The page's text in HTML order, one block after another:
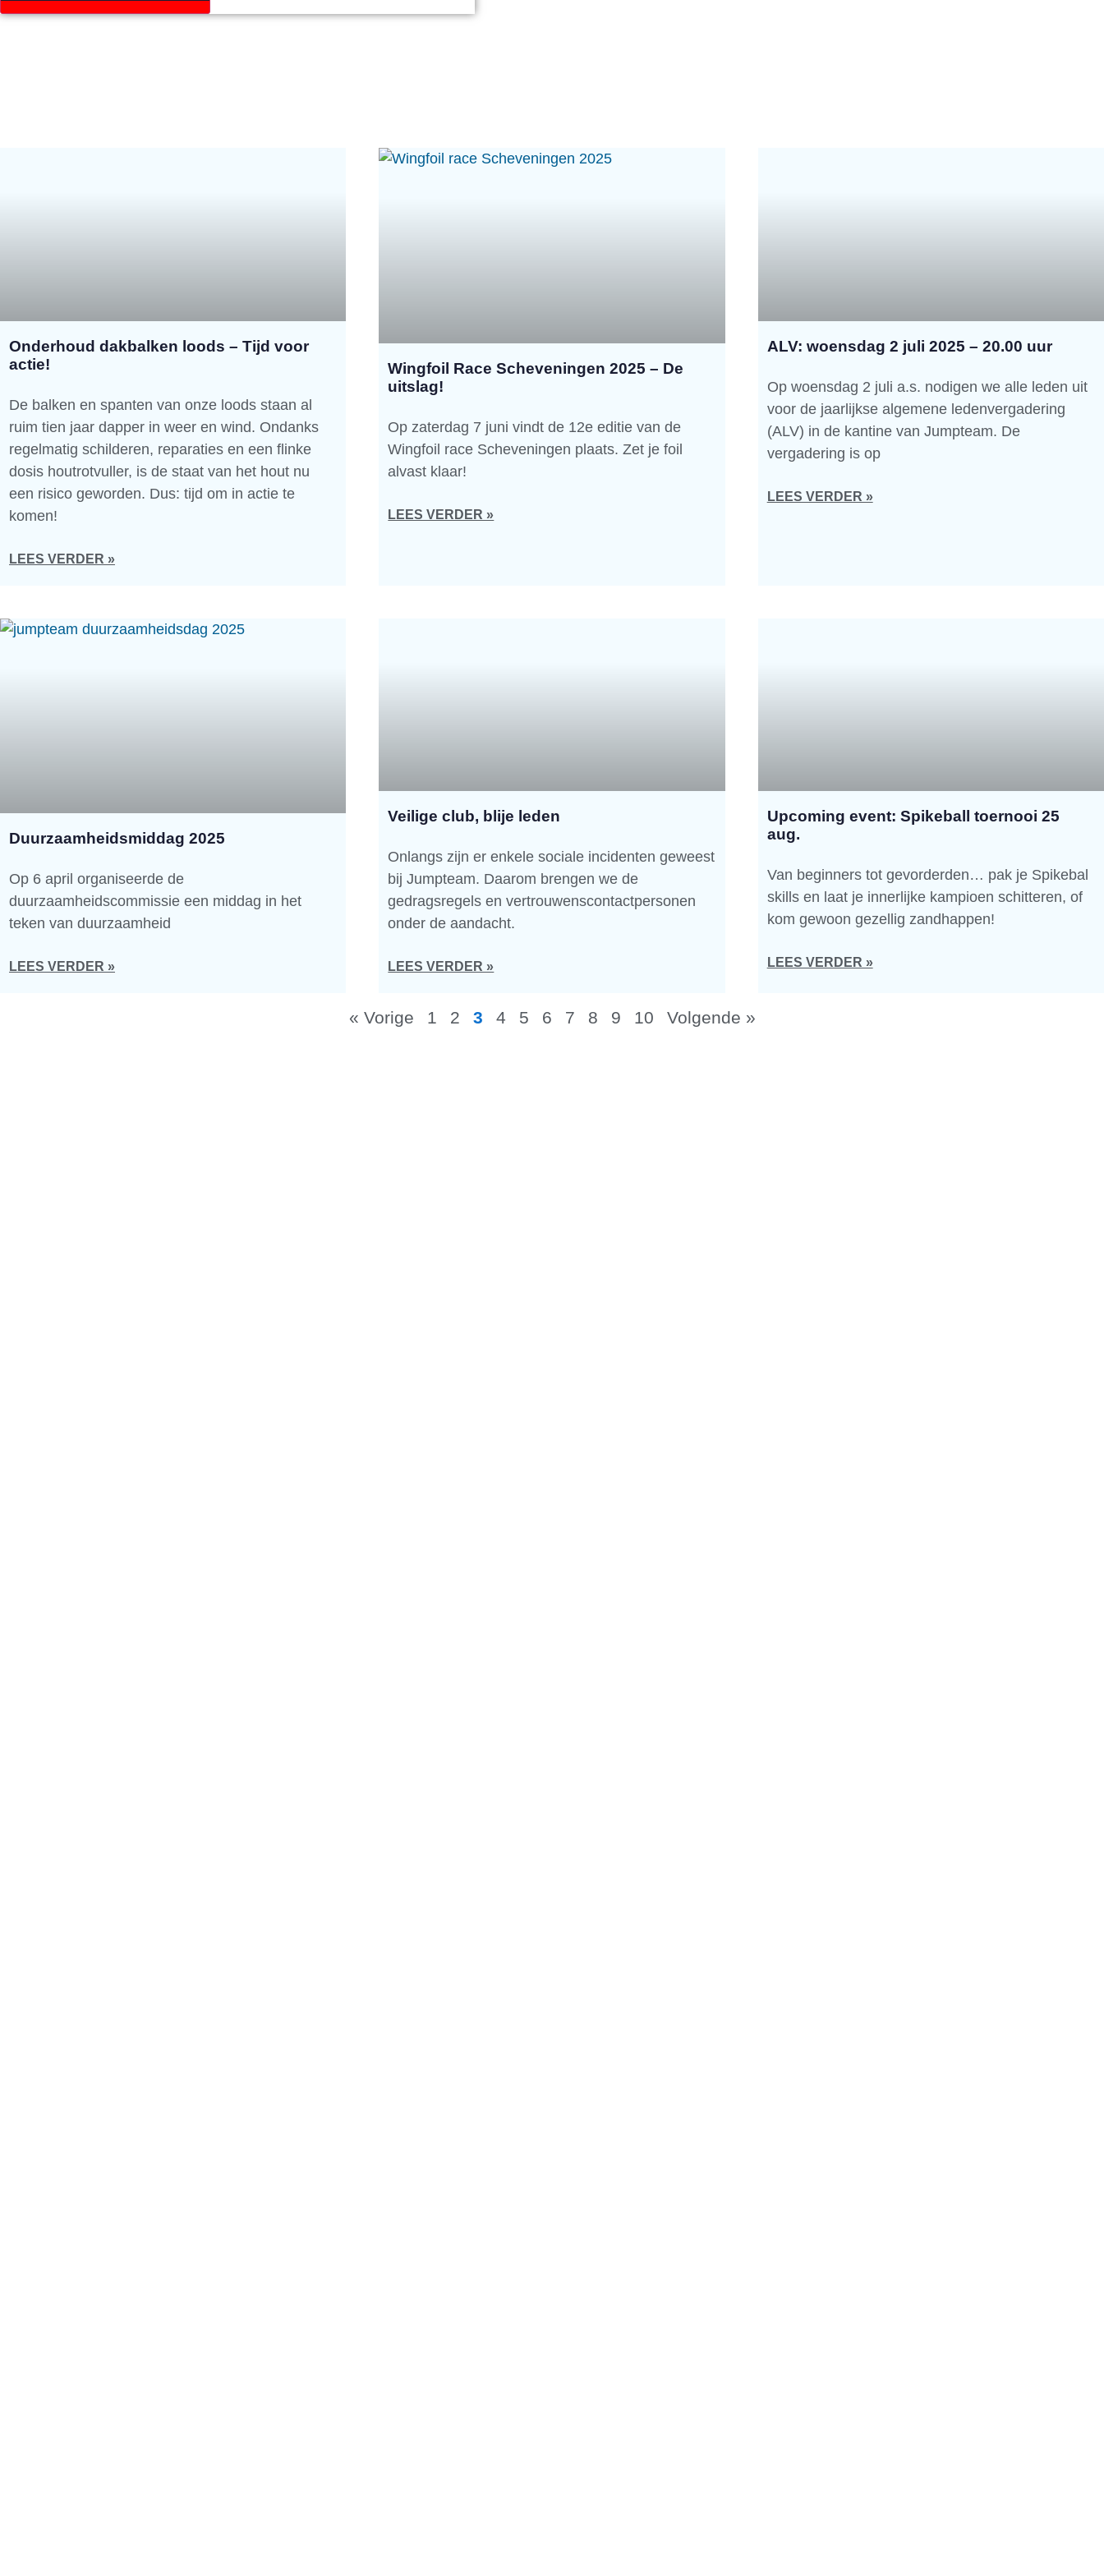
Onderhoud dakbalken loods – Tijd voor
actie!
De balken en spanten van onze loods staan al
ruim tien jaar dapper in weer en wind. Ondanks
regelmatig schilderen, reparaties en een flinke
dosis houtrotvuller, is de staat van het hout nu
een risico geworden. Dus: tijd om in actie te
komen!
LEES VERDER »
Wingfoil Race Scheveningen 2025 – De
uitslag!
Op zaterdag 7 juni vindt de 12e editie van de
Wingfoil race Scheveningen plaats. Zet je foil
alvast klaar!
LEES VERDER »
ALV: woensdag 2 juli 2025 – 20.00 uur
Op woensdag 2 juli a.s. nodigen we alle leden uit
voor de jaarlijkse algemene ledenvergadering
(ALV) in de kantine van Jumpteam. De
vergadering is op
LEES VERDER »
Duurzaamheidsmiddag 2025
Op 6 april organiseerde de
duurzaamheidscommissie een middag in het
teken van duurzaamheid
LEES VERDER »
Veilige club, blije leden
Onlangs zijn er enkele sociale incidenten geweest
bij Jumpteam. Daarom brengen we de
gedragsregels en vertrouwenscontactpersonen
onder de aandacht.
LEES VERDER »
Upcoming event: Spikeball toernooi 25
aug.
Van beginners tot gevorderden… pak je Spikebal
skills en laat je innerlijke kampioen schitteren, of
kom gewoon gezellig zandhappen!
LEES VERDER »
« Vorige 1 2 3 4 5 6 7 8 9 10 Volgende »